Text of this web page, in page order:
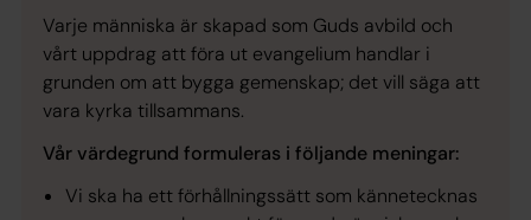
Varje människa är skapad som Guds avbild och
vårt uppdrag att föra ut evangelium handlar i
grunden om att bygga gemenskap; det vill säga att
vara kyrka tillsammans.
Vår värdegrund formuleras i följande meningar:
Vi ska ha ett förhållningssätt som kännetecknas